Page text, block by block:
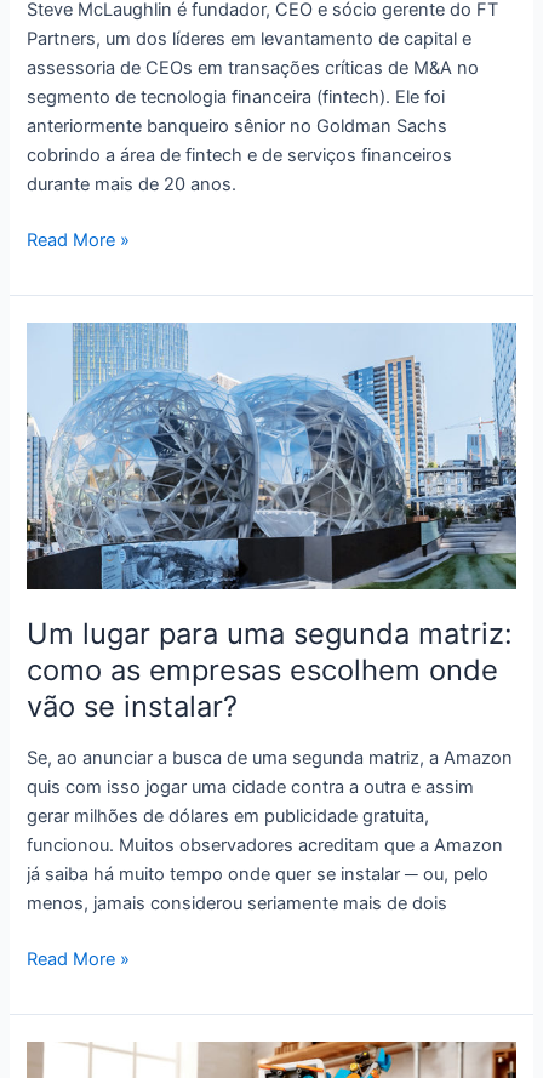
Steve McLaughlin é fundador, CEO e sócio gerente do FT
Partners, um dos líderes em levantamento de capital e
assessoria de CEOs em transações críticas de M&A no
segmento de tecnologia financeira (fintech). Ele foi
anteriormente banqueiro sênior no Goldman Sachs
cobrindo a área de fintech e de serviços financeiros
durante mais de 20 anos.
Por
o
desafio
fintech
apenas
começou
Read More »
Um lugar para uma segunda matriz:
como as empresas escolhem onde
vão se instalar?
Se, ao anunciar a busca de uma segunda matriz, a Amazon
quis com isso jogar uma cidade contra a outra e assim
gerar milhões de dólares em publicidade gratuita,
funcionou. Muitos observadores acreditam que a Amazon
já saiba há muito tempo onde quer se instalar ─ ou, pelo
menos, jamais considerou seriamente mais de dois
Um
para
uma
Read More »